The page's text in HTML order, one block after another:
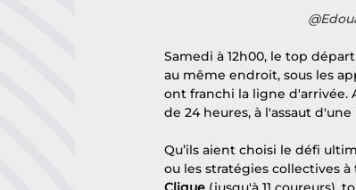
Samedi à 12h00, le top
au même endroit, sous les
ont franchi la ligne d'arrivée.
de 24 heures, à l'assaut d'une
Qu’ils aient choisi le défi
ou les stratégies collectives à